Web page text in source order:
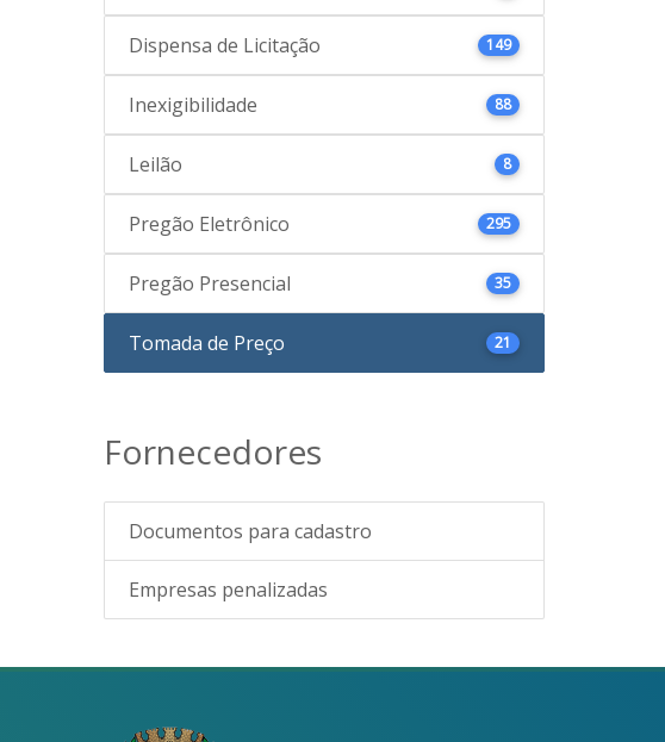
Dispensa de Licitação 149
Inexigibilidade 88
Leilão 8
Pregão Eletrônico 295
Pregão Presencial 35
Tomada de Preço 21
Fornecedores
Documentos para cadastro
Empresas penalizadas